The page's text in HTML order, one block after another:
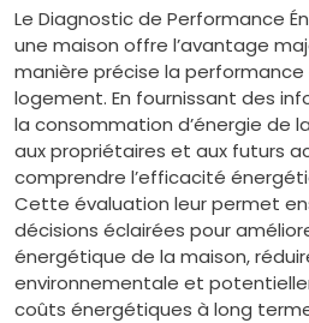
Le Diagnostic de Performance
une maison offre l’avantage
manière précise la
logement. En fournissant des
la consommation d’énergie de
aux propriétaires et aux futurs
comprendre l’efficacité
Cette évaluation leur permet
décisions éclairées pour
énergétique de la maison,
environnementale et
coûts énergétiques à long